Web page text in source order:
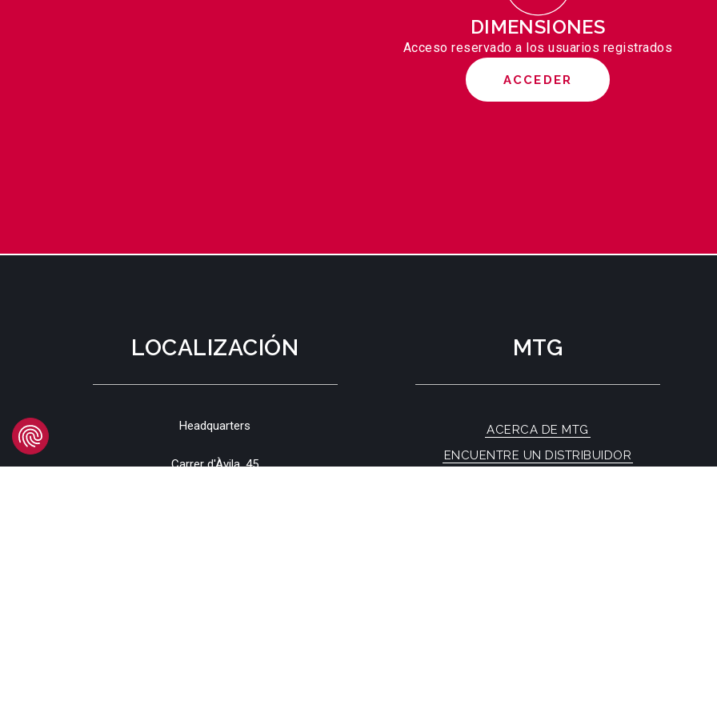
DIMENSIONES
Acceso reservado a los usuarios registrados
ACCEDER
LOCALIZACIÓN
Headquarters
Carrer d'Àvila, 45
MTG
ACERCA DE MTG
ENCUENTRE UN DISTRIBUIDOR